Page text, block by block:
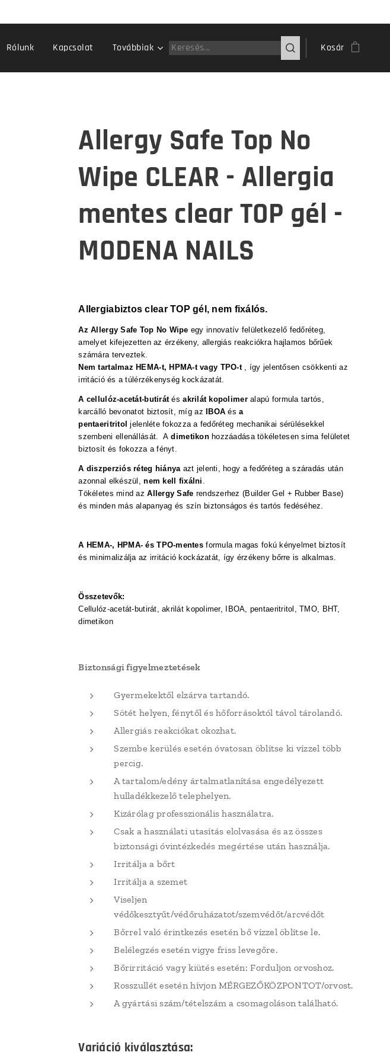
Rólunk Kapcsolat Továbbiak Kosár
Allergy Safe Top No
Wipe CLEAR - Allergia
mentes clear TOP gél -
MODENA NAILS
Allergiabiztos clear TOP gél, nem fixálós.
Az Allergy Safe Top No Wipe egy innovatív felületkezelő fedőréteg,
amelyet kifejezetten az érzékeny, allergiás reakciókra hajlamos bőrűek
számára terveztek.
Nem tartalmaz HEMA-t, HPMA-t vagy TPO-t, így jelentősen csökkenti az
irritáció és a túlérzékenység kockázatát.
A cellulóz-acetát-butirátésakrilát kopolimeralapú formula tartós,
karcálló bevonatot biztosít, míg az
IBOA ésa
pentaeritritoljelenlétefokozza a fedőréteg mechanikai sérülésekkel
szembeni ellenállását. Adimetikonhozzáadásatökéletesen sima felületet
biztosít és fokozza a fényt.
A diszperziós réteg hiányaazt jelenti, hogy a fedőréteg a száradás után
azonnal elkészül,nem kell fixálni .
Tökéletes mind azAllergy Safe rendszerhez (Builder Gel + Rubber Base)
és minden más alapanyag és szín biztonságos és tartós fedéséhez.
A HEMA-, HPMA- ésTPO-mentesformulamagas fokú kényelmet biztosít
és minimalizálja az irritáció kockázatát, így érzékeny bőrre is alkalmas.
Összetevők:
Cellulóz-acetát-butirát, akrilát kopolimer, IBOA, pentaeritritol, TMO, BHT,
dimetikon
Biztonsági figyelmeztetések
Gyermekektől elzárva tartandó.
Sötét helyen, fénytől és hőforrásoktól távol tárolandó.
Allergiás reakciókat okozhat.
Szembe kerülés esetén óvatosan öblítse ki vízzel több
percig.
A tartalom/edény ártalmatlanítása engedélyezett
hulladékkezelő telephelyen.
Kizárólag professzionális használatra.
Csak a használati utasítás elolvasása és az összes
biztonsági óvintézkedés megértése után használja.
Irritálja a bőrt
Irritálja a szemet
Viseljen
védőkesztyűt/védőruházatot/szemvédőt/arcvédőt
Bőrrel való érintkezés esetén bő vízzel öblítse le.
Belélegzés esetén vigye friss levegőre.
Bőrirritáció vagy kiütés esetén: Forduljon orvoshoz.
Rosszullét esetén hívjon MÉRGEZŐKÖZPONTOT/orvost.
A gyártási szám/tételszám a csomagoláson található.
Variáció kiválasztása: